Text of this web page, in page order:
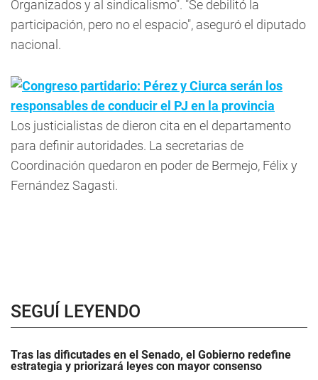
Organizados y al sindicalismo". "Se debilitó la
participación, pero no el espacio", aseguró el diputado
nacional.
Congreso partidario: Pérez y Ciurca serán los
responsables de conducir el PJ en la provincia
Los justicialistas de dieron cita en el departamento
para definir autoridades. La secretarias de
Coordinación quedaron en poder de Bermejo, Félix y
Fernández Sagasti.
SEGUÍ LEYENDO
Tras las dificutades en el Senado, el Gobierno redefine
estrategia y priorizará leyes con mayor consenso